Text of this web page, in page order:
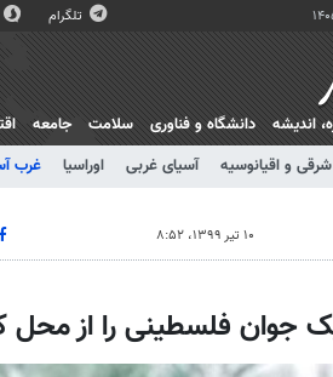
تلگرام
انديشه دانشگاه و فناوری سلامت جامعه
و اقیانوسیه آسیای غربی اوراسیا غرب
۱۰ تیر ۱۳۹۹، ۸:۵۲
جوان فلسطینی را از محل